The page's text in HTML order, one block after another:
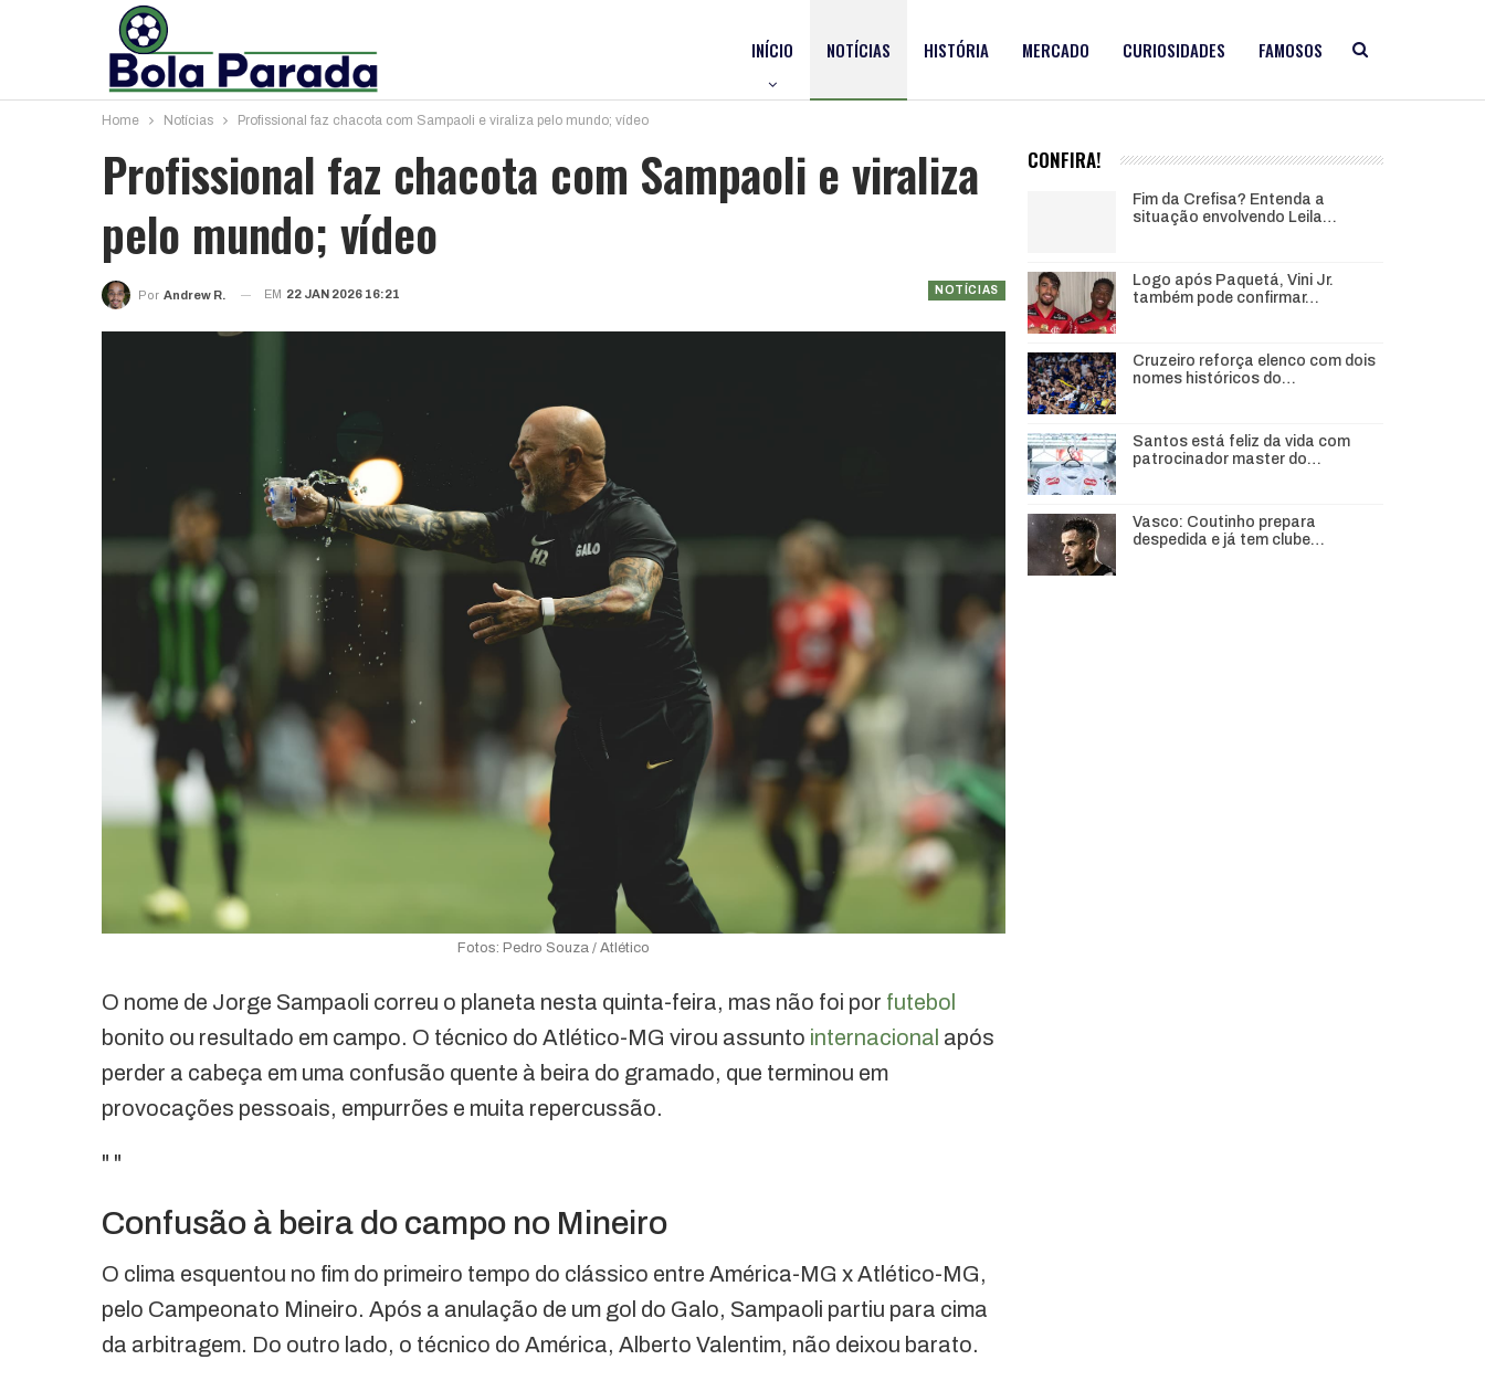
INÍCIO NOTÍCIAS HISTÓRIA MERCADO CURIOSIDADES FAMOSOS
Home Notícias Profissional faz chacota com Sampaoli e viraliza pelo mundo; vídeo
Profissional faz chacota com Sampaoli e viraliza
pelo mundo; vídeo
NOTÍCIAS
Por Andrew R. EM 22 JAN 2026 16:21
Fotos: Pedro Souza / Atlético
O nome de Jorge Sampaoli correu o planeta nesta quinta-feira, mas não foi por futebol
bonito ou resultado em campo. O técnico do Atlético-MG virou assunto internacional após
perder a cabeça em uma confusão quente à beira do gramado, que terminou em
provocações pessoais, empurrões e muita repercussão.
" "
Confusão à beira do campo no Mineiro
O clima esquentou no fim do primeiro tempo do clássico entre América-MG x Atlético-MG,
pelo Campeonato Mineiro. Após a anulação de um gol do Galo, Sampaoli partiu para cima
da arbitragem. Do outro lado, o técnico do América, Alberto Valentim, não deixou barato.
CONFIRA!
Fim da Crefisa? Entenda a
situação envolvendo Leila…
Logo após Paquetá, Vini Jr.
também pode confirmar…
Cruzeiro reforça elenco com dois
nomes históricos do…
Santos está feliz da vida com
patrocinador master do…
Vasco: Coutinho prepara
despedida e já tem clube…